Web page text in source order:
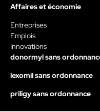
Affaires et économie
Entreprises
Emplois
Innovations
donormyl sans
lexomil sans ordonnance
priligy sans ordonnance